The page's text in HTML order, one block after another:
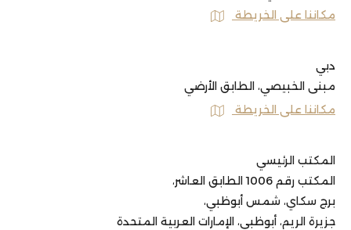
مكاننا على الخريطة
دبي
مبنى الخبيصي، الطابق الأرضي
مكاننا على الخريطة
المكتب الرئيسي
المكتب رقم 1006 الطابق العاشر،
برج سكاي، شمس أبوظبي،
جزيرة الريم، أبوظبي، الإمارات العربية المتحدة